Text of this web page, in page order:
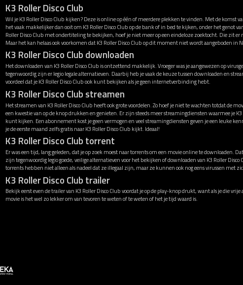
K3 Roller Disco Club
Wil je K3 Roller Disco Club kijken? Deze is online op één of meerdere plekken te vinden. Met de komst
het vaak makkelijker dan ooit om K3 Roller Disco Club op de bank of in bed te kijken, onder het genot
Roller Disco Club met ondertiteling te bekijken, hoef je niet meer op een eindeloze zoektocht. Die zit
Maar het kan helaas ook voorkomen dat K3 Roller Disco Club op dit moment niet wordt aangeboden in
K3 Roller Disco Club downloaden
Het downloaden van K3 Roller Disco Club is ontzettend makkelijk. Vroeger was je aangewezen op
tegenwoordig zijn er legio legale alternatieven. Daarbij heb je vaak de keuze tussen downloaden en
voordeel dat je K3 Roller Disco Club ook kunt bekijken als je geen internetverbinding hebt.
K3 Roller Disco Club streamen
Het streamen van K3 Roller Disco Club heeft ook grote voordelen. Zo hoef je niet te wachten totdat de
een kwestie van op de knop drukken en genieten. Er zijn steeds meer streamingdiensten waarmee je
kunt kijken. Een abonnement kost je geen vermogen en veel streamingdiensten geven je een leuke
je de eerste maand zelfs gratis naar K3 Roller Disco Club kijkt. Ideaal!
K3 Roller Disco Club torrent
Er was een tijd, lang geleden, dat je op zoek moest naar torrents om een movie online te downloaden.
zijn tegenwoordig legio goede, veilige alternatieven voor het bekijken of downloaden van K3 Roller
torrents hebben niet alleen als nadeel dat ze illegaal zijn, maar ze kunnen ook nog eens virussen met
K3 Roller Disco Club trailer
Bekijk eerst even de trailer van K3 Roller Disco Club voordat je op de play-knop drukt, want als je die vrije
movie is het wel zo lekker om van tevoren te weten of te weten of het je tijd waard is.